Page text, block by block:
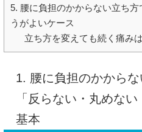
5. 腰に負担のかからない立ち
うがよいケース
立ち方を変えても続く痛み
1. 腰に負担のかから
「反らない・丸めな
基本